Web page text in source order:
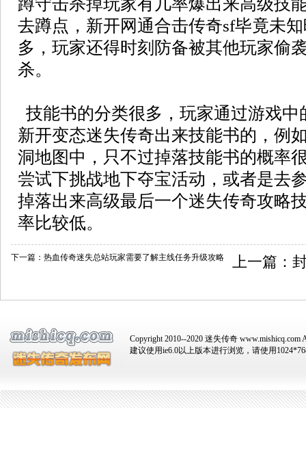
蹲守击杀掉玩家有几率爆出来高级技
去蹲点，新开网通合击传奇sf毕竟未
多，玩家还得时刻防备被其他玩家偷
杀。
技能书的分类很多，玩家通过游戏
新开变态迷失传奇出来技能书的，例
洞地图中，只不过掉落技能书的概率
尝试下挑战地下夺宝活动，或者是去
掉落出来高级最后一个迷失传奇攻略
率比较低。
下一篇： 热血传奇迷失总站玩家需要了解主线任务升级攻略 上一篇：
Copyright 2010--2020 迷失传奇 www.mishicq.com
建议使用ie6.0以上版本进行浏览，请使用